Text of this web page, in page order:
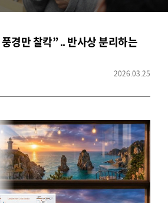
경만 찰칵” .. 반사상 분리하는
2026.03.25